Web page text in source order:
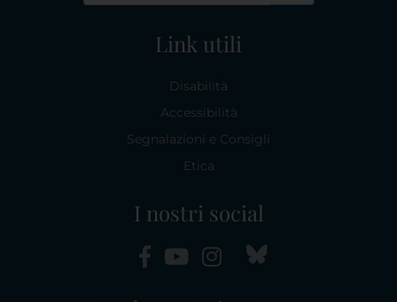
Link utili
Disabilità
Accessibilità
Segnalazioni e Consigli
Etica
I nostri social